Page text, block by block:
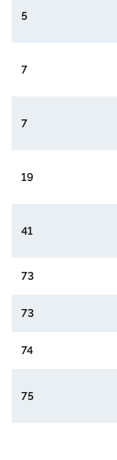
5
7
7
19
41
73
73
74
75